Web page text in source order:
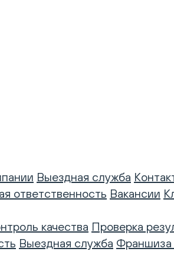
Выездная служба
ответственность Вакансии
качества Проверка
Выездная служба Франшиза